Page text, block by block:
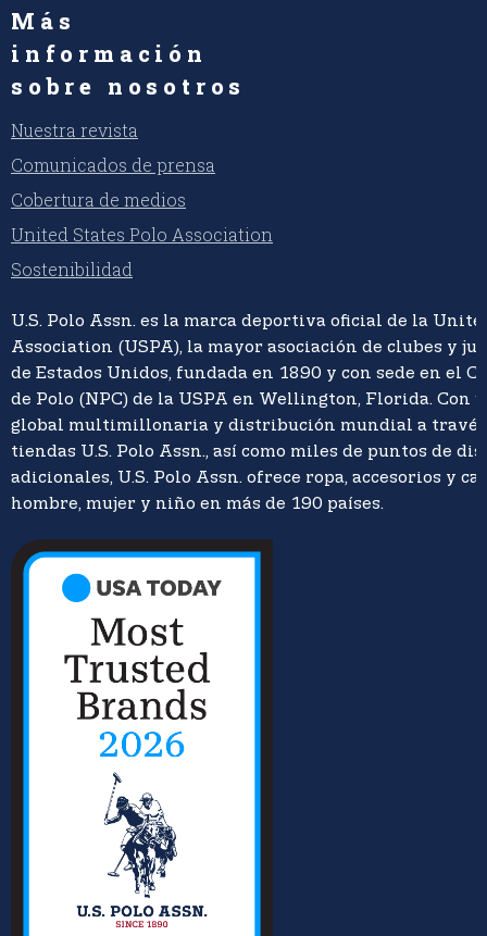
Más
información
sobre nosotros
Nuestra revista
Comunicados de prensa
Cobertura de medios
United States Polo Association
Sostenibilidad
U.S. Polo Assn. es la marca deportiva oficial de la
Association (USPA), la mayor asociación de clubes y
de Estados Unidos, fundada en 1890 y con sede en el
de Polo (NPC) de la USPA en Wellington, Florida. Con
global multimillonaria y distribución mundial a través
tiendas U.S. Polo Assn., así como miles de puntos de
adicionales, U.S. Polo Assn. ofrece ropa, accesorios y
hombre, mujer y niño en más de 190 países.